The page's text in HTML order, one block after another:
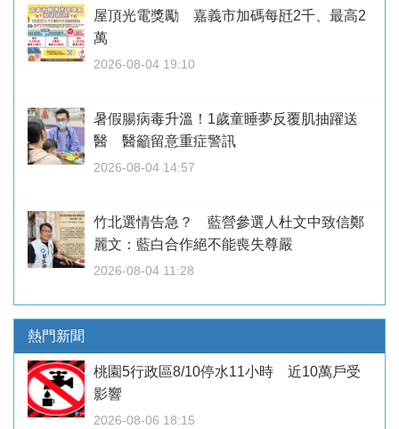
屋頂光電獎勵 嘉義市加碼每瓩2千、最高2
萬
2026-08-04 19:10
暑假腸病毒升溫！1歲童睡夢反覆肌抽躍送
醫 醫籲留意重症警訊
2026-08-04 14:57
竹北選情告急？ 藍營參選人杜文中致信鄭
麗文：藍白合作絕不能喪失尊嚴
2026-08-04 11:28
熱門新聞
桃園5行政區8/10停水11小時 近10萬戶受
影響
2026-08-06 18:15